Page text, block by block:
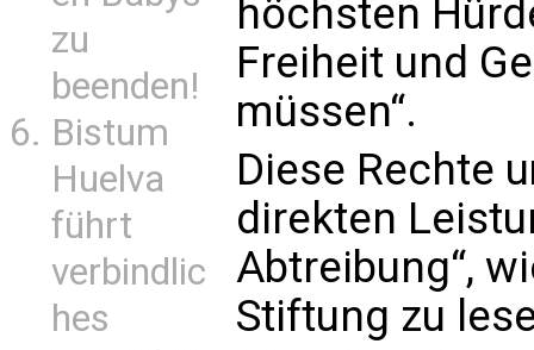
zu
beenden!
Bistum
Huelva
führt
verbindlic
hes
höchsten
Freiheit und
müssen“.
Diese Rechte
direkten
Abtreibung“,
Stiftung zu